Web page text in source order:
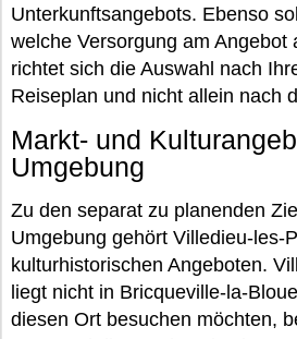
Unterkunftsangebots. Ebenso
welche Versorgung am Angebot
richtet sich die Auswahl nach
Reiseplan und nicht allein nach
Markt- und
Umgebung
Zu den separat zu planenden
Umgebung gehört Villedieu-les-
kulturhistorischen Angeboten.
liegt nicht in Bricqueville-la-
diesen Ort besuchen möchten,